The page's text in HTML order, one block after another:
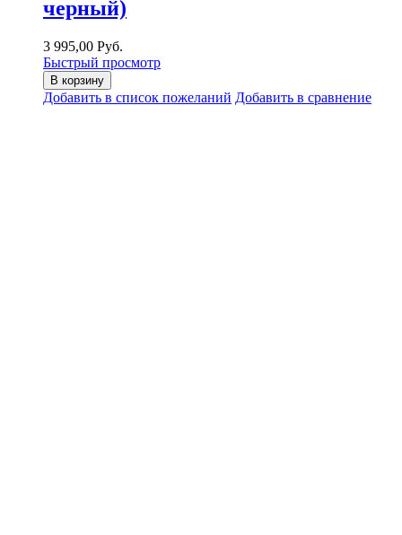
черный)
3 995,00 Руб.
Быстрый просмотр
В корзину
Добавить в список пожеланий Добавить в сравнение